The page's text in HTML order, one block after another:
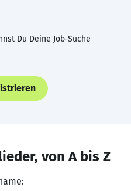
Du Deine Job-Suche
von A bis Z